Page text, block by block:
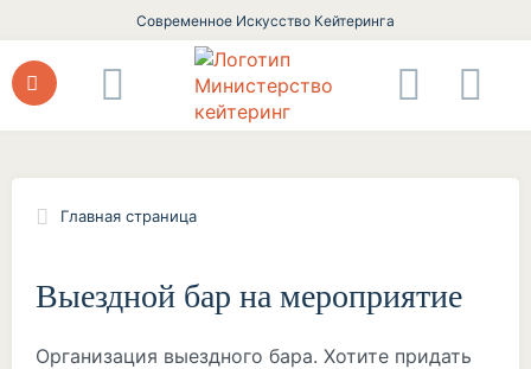
Современное Искусство Кейтеринга
Главная страница
Выездной бар на мероприятие
Организация выездного бара. Хотите придать